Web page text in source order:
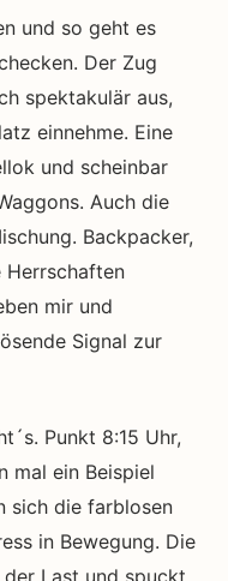
und so geht es
Der Zug
spektakulär aus,
einnehme. Eine
und scheinbar
Auch die
Backpacker,
Herrschaften
mir und
Signal zur
Punkt 8:15 Uhr,
mal ein Beispiel
sich die farblosen
in Bewegung. Die
Last und spuckt